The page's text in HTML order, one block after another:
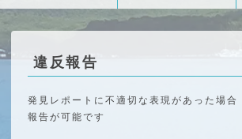
違反報告
発見レポートに不適切な表現があった場合
報告が可能です